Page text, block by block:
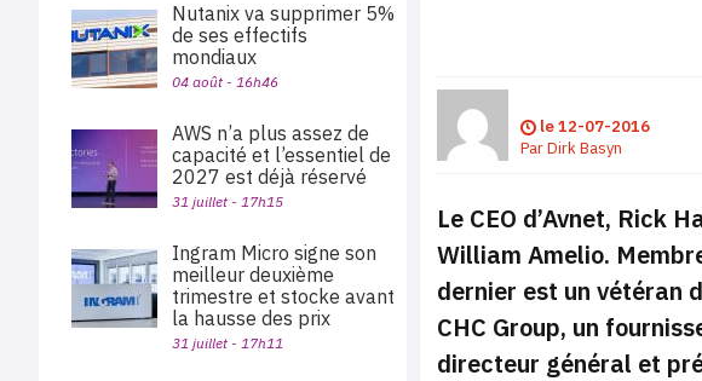
le12-07-2016
ParDirk Basyn
Le CEO d’Avnet, Rick
William Amelio.
dernier est un vétéran
CHC Group, un
directeur général et
Nutanix va supprimer 5%
de ses effectifs
mondiaux
04 août - 16h46
AWS n’a plus assez de
capacité et l’essentiel de
2027 est déjà réservé
31 juillet - 17h15
Ingram Micro signe son
meilleur deuxième
trimestre et stocke avant
la hausse des prix
31 juillet - 17h11